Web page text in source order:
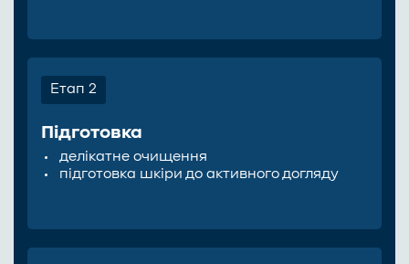
Етап 2
Підготовка
делікатне очищення
підготовка шкіри до активного догляду